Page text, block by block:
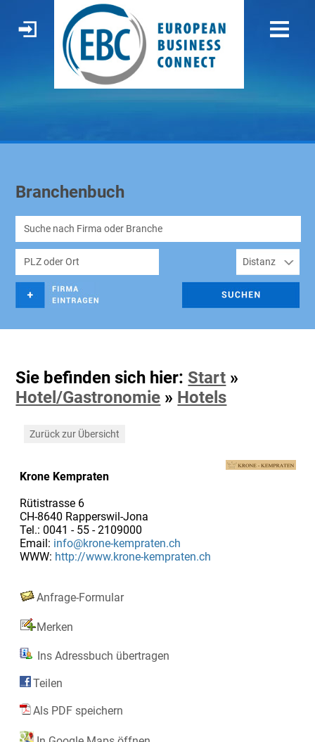
Branchenbuch
Sie befinden sich hier: Start »
Hotel/Gastronomie » Hotels
Zurück zur Übersicht
Krone Kempraten
Rütistrasse 6
CH-8640 Rapperswil-Jona
Tel.: 0041 - 55 - 2109000
Email: info@krone-kempraten.ch
WWW: http://www.krone-kempraten.ch
Anfrage-Formular
Merken
Ins Adressbuch übertragen
Teilen
Als PDF speichern